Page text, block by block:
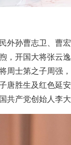
外孙曹志卫、曹
，开国大将张云
周士第之子周强
唐胜生及红色延
共产党创始人李